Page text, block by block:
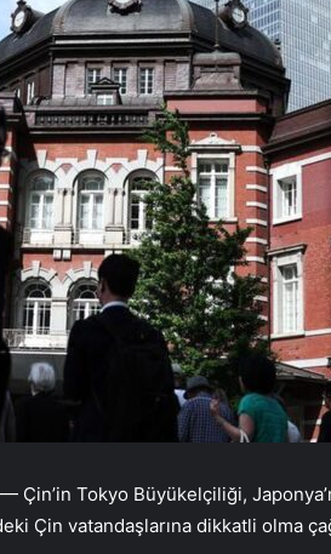
Çin’in Tokyo Büyükelçiliği,
Çin vatandaşlarına dikkatli olma